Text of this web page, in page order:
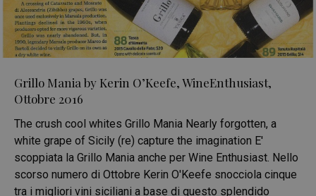
Grillo Mania by Kerin O’Keefe, WineEnthusiast,
Ottobre 2016
The crush cool whites Grillo Mania Nearly forgotten, a
white grape of Sicily (re) capture the imagination E'
scoppiata la Grillo Mania anche per Wine Enthusiast. Nello
scorso numero di Ottobre Kerin O'Keefe snocciola cinque
tra i migliori vini siciliani a base di questo splendido